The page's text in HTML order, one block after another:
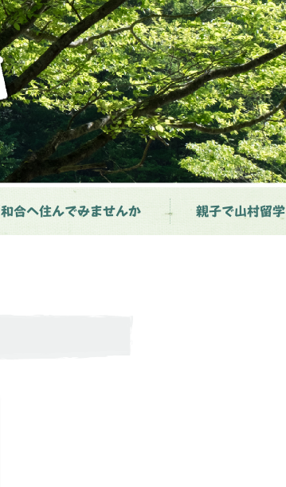
和合へ住んでみませんか 親子で山村留学